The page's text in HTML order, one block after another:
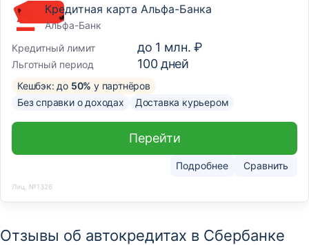
Кредитная карта Альфа-Банка
Альфа-Банк
Кредитный лимит
до 1 млн. ₽
Льготный период 100дней
Кешбэк: до 50% у партнёров
Без справки о доходах
Доставка курьером
Подробнее Сравнить
Перейти
Лиц. №1326
Отзывы об автокредитах в Сбербанке